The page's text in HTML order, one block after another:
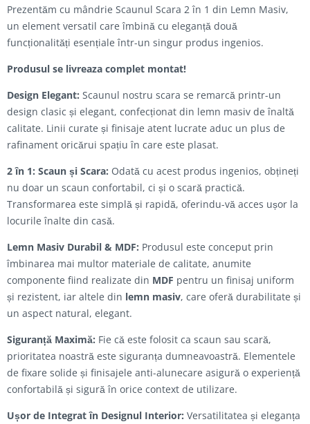
Prezentăm cu mândrie Scaunul Scara 2 în 1 din Lemn Masiv,
un element versatil care îmbină cu eleganță două
funcționalități esențiale într-un singur produs ingenios.
Produsul se livreaza complet montat!
Design Elegant: Scaunul nostru scara se remarcă printr-un
design clasic și elegant, confecționat din lemn masiv de înaltă
calitate. Linii curate și finisaje atent lucrate aduc un plus de
rafinament oricărui spațiu în care este plasat.
2 în 1: Scaun și Scara: Odată cu acest produs ingenios, obțineți
nu doar un scaun confortabil, ci și o scară practică.
Transformarea este simplă și rapidă, oferindu-vă acces ușor la
locurile înalte din casă.
Lemn Masiv Durabil & MDF: Produsul este conceput prin
îmbinarea mai multor materiale de calitate, anumite
componente fiind realizate din MDF pentru un finisaj uniform
și rezistent, iar altele din lemn masiv, care oferă durabilitate și
un aspect natural, elegant.
Siguranță Maximă: Fie că este folosit ca scaun sau scară,
prioritatea noastră este siguranța dumneavoastră. Elementele
de fixare solide și finisajele anti-alunecare asigură o experiență
confortabilă și sigură în orice context de utilizare.
Ușor de Integrat în Designul Interior: Versatilitatea și eleganța